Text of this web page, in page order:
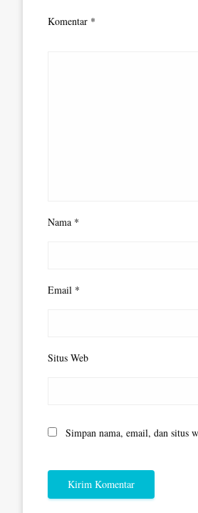
Komentar *
Nama *
Email *
Situs Web
Simpan nama, email, dan situs